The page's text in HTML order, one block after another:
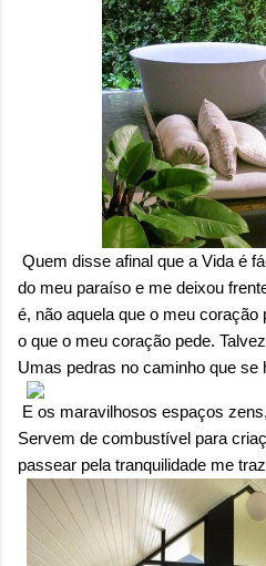
Quem disse afinal que a Vida é
do meu paraíso e me deixou
é, não aquela que o meu
o que o meu coração pede.
Umas pedras no caminho que se
E os maravilhosos espaços
Servem de combustível para
passear pela tranquilidade me